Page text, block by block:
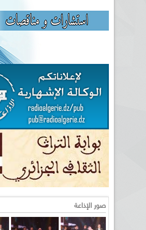
صور الإذاعة